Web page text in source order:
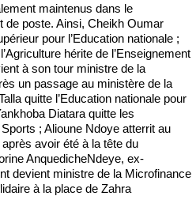
maintenus dans le
de poste. Ainsi, Cheikh Oumar
pour l’Education nationale ;
hérite de l’Enseignement
à son tour ministre de la
un passage au ministère de la
quitte l’Education nationale pour
Diatara quitte les
; Alioune Ndoye atterrit au
avoir été à la tête du
AnquedicheNdeye, ex-
devient ministre de la Microfinance
à la place de Zahra